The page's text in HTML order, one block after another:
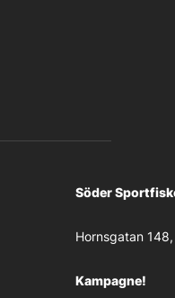
Söder
Hornsgatan
Kampagne!